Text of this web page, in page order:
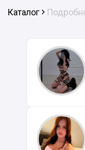
Каталог